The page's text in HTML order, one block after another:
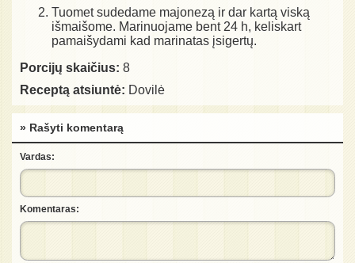
Tuomet sudedame majonezą ir dar kartą viską
išmaišome. Marinuojame bent 24 h, keliskart
pamaišydami kad marinatas įsigertų.
Porcijų skaičius: 8
Receptą atsiuntė: Dovilė
» Rašyti komentarą
Vardas:
Komentaras: